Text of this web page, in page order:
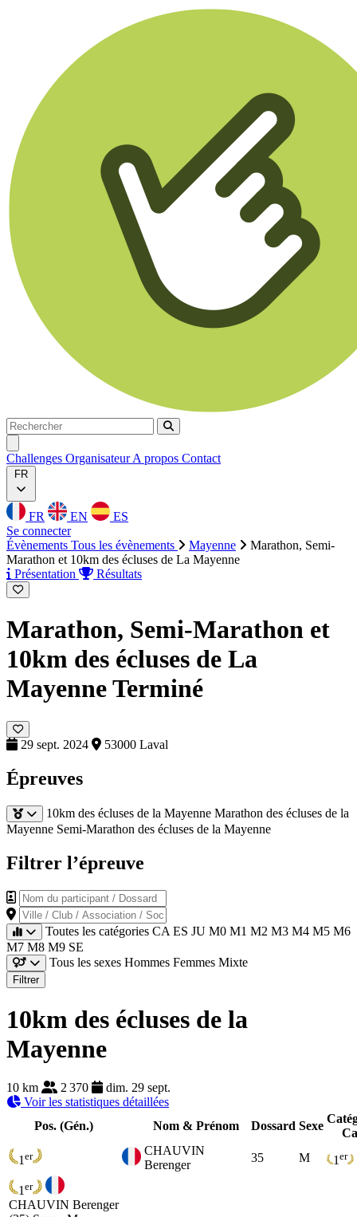
Rechercher
Rechercher
Challenges OrganisateurA propos Contact
FR
FR EN
ES
Se connecter
Évènements Tous les évènements Mayenne
Marathon, Semi-
Marathon et 10km des écluses de La Mayenne
Présentation
Résultats
Marathon, Semi-Marathon et
10km des écluses de La
MayenneTerminé
29 sept. 2024 53000 Laval
Épreuves
10km des écluses de la Mayenne Marathon des écluses de la
Mayenne Semi-Marathon des écluses de la Mayenne
Filtrer l’épreuve
Nom du participant / Dossard
Ville / Club / Association / Société
Toutes les catégories CA ES JU M0 M1 M2 M3 M4 M5 M6
M7 M8 M9 SE
Tous les sexes Hommes Femmes Mixte
Filtrer
10km des écluses de la
Mayenne
10 km 2 370
dim. 29 sept.
Voir les statistiques détaillées
Pos. (Gén.)
Nom & Prénom Dossard Sexe
1 er
CHAUVIN
Berenger
35 M 1 er
1 er
CHAUVIN Berenger